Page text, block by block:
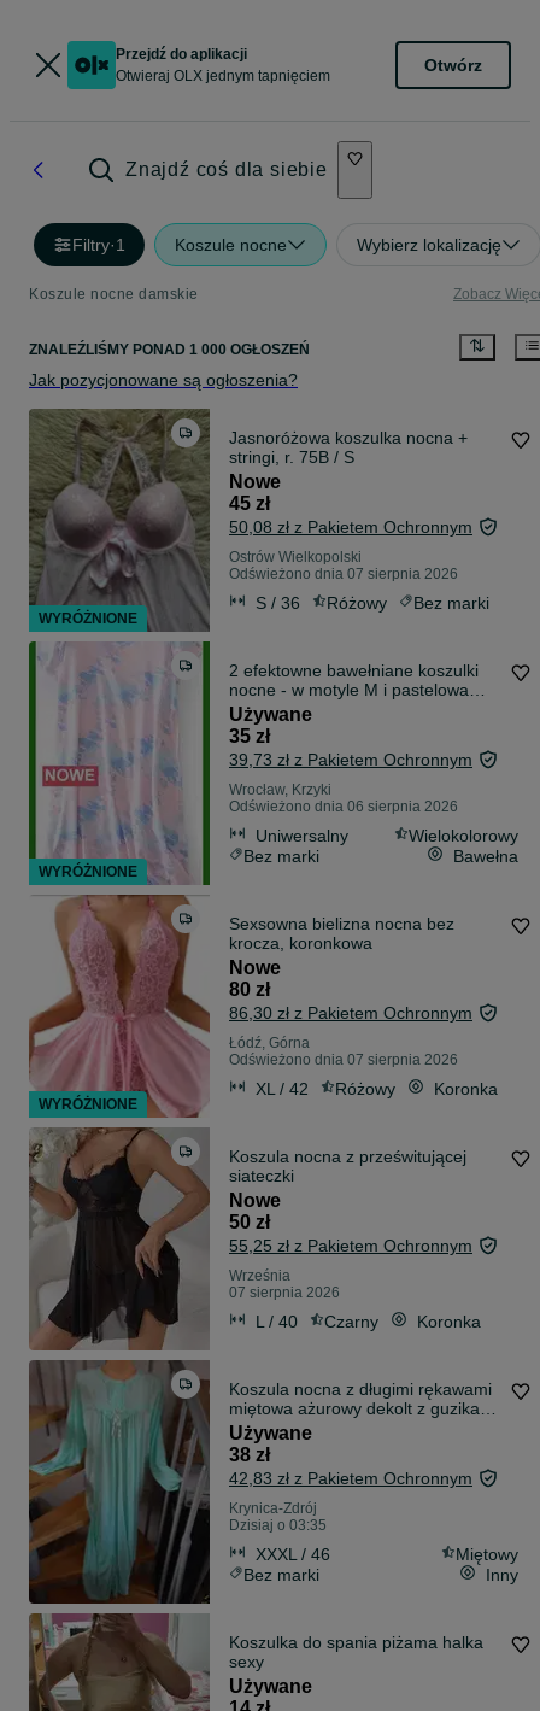
Przejdź do aplikacji
Otwieraj OLX jednym tapnięciem
Otwórz
Znajdź coś dla siebie
Filtry·1 Koszule nocne Wybierz lokalizację
Koszule nocne damskie Zobacz
ZNALEŹLIŚMY PONAD 1 000 OGŁOSZEŃ
Jak pozycjonowane są ogłoszenia?
Jasnoróżowa koszulka nocna +
stringi, r. 75B / S
Nowe
45 zł
50,08 zł z Pakietem Ochronnym
Ostrów Wielkopolski
Odświeżono dnia 07 sierpnia 2026
S / 36 Różowy Bez marki
2 efektowne bawełniane koszulki
nocne - w motyle M i pastelowa
różowa nowa r. L. Zobacz.
Używane
35 zł
39,73 zł z Pakietem Ochronnym
Wrocław, Krzyki
Odświeżono dnia 06 sierpnia 2026
Uniwersalny
Wielokolorowy
Bez marki
Bawełna
Sexsowna bielizna nocna bez
krocza, koronkowa
Nowe
80 zł
86,30 zł z Pakietem Ochronnym
Łódź, Górna
Odświeżono dnia 07 sierpnia 2026
XL / 42 Różowy Koronka
Koszula nocna z prześwitującej
siateczki
Nowe
50 zł
55,25 zł z Pakietem Ochronnym
Września
07 sierpnia 2026
L / 40 Czarny Koronka
Koszula nocna z długimi rękawami
miętowa ażurowy dekolt z guzikami
długa rozmiar 46
Używane
38 zł
42,83 zł z Pakietem Ochronnym
Krynica-Zdrój
Dzisiaj o 03:35
XXXL / 46
Miętowy
Bez marki
Inny
Koszulka do spania piżama halka
sexy
Używane
WYRÓŻNIONE
WYRÓŻNIONE
WYRÓŻNIONE